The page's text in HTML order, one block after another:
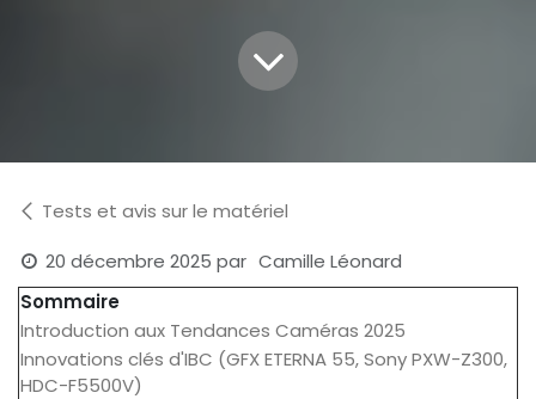
Tests et avis sur le matériel
20 décembre 2025 par Camille Léonard
Sommaire
Introduction aux Tendances Caméras 2025
Innovations clés d'IBC (GFX ETERNA 55, Sony PXW-Z300,
HDC-F5500V)